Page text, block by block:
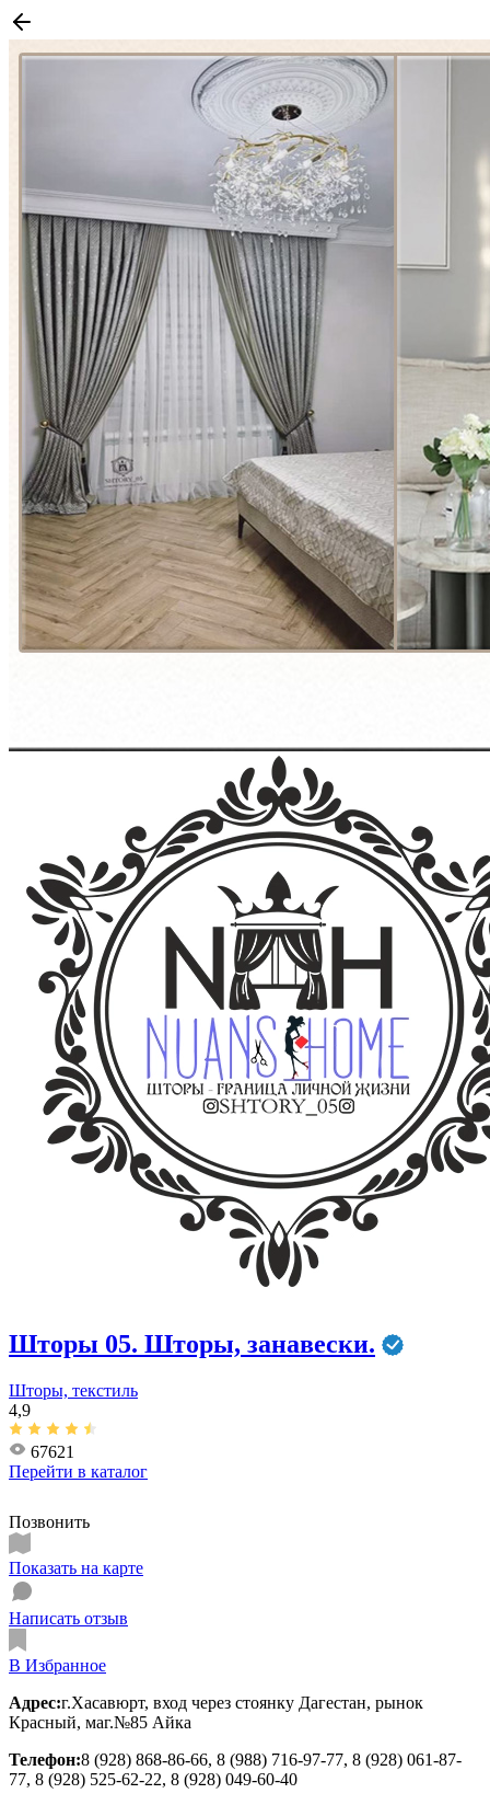
Шторы 05. Шторы, занавески.
Шторы, текстиль
4,9
67621
Перейти в каталог
Позвонить
Показать на карте
Написать отзыв
В Избранное
Адрес:г.Хасавюрт, вход через стоянку Дагестан, рынок
Красный, маг.№85 Айка
Телефон:8 (928) 868-86-66, 8 (988) 716-97-77, 8 (928) 061-87-
77, 8 (928) 525-62-22, 8 (928) 049-60-40